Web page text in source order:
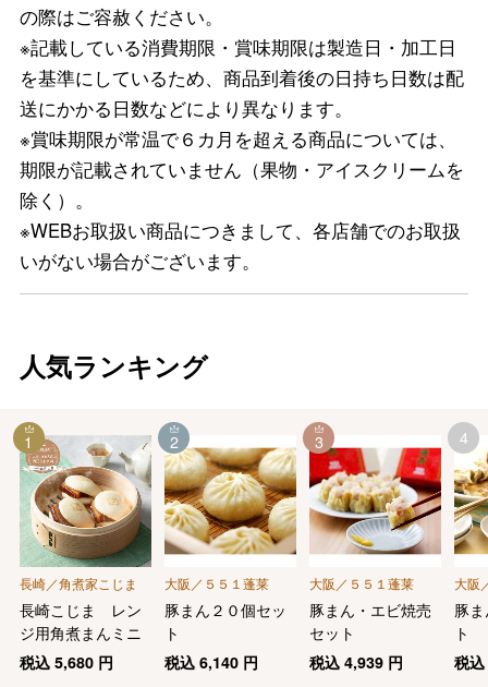
の際はご容赦ください。
※記載している消費期限・賞味期限は製造日・加工日
を基準にしているため、商品到着後の日持ち日数は配
送にかかる日数などにより異なります。
※賞味期限が常温で６カ月を超える商品については、
期限が記載されていません（果物・アイスクリームを
除く）。
※WEBお取扱い商品につきまして、各店舗でのお取扱
いがない場合がございます。
人気ランキング
長崎／角煮家こじま
長崎こじま レン
ジ用角煮まんミニ
税込 5,680円
1
大阪／５５１蓬莱
豚まん２０個セッ
ト
税込6,140 円
2
大阪／５５１蓬莱
豚まん・エビ焼売
セット
税込4,939 円
3
大阪
豚
ト
税
4